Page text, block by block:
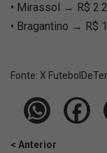
• Mirassol → R$
• Bragantino → R$
Fonte: X
< Anterior